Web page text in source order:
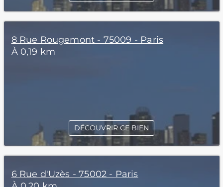
8 Rue Rougemont - 75009 - Paris
À 0,19 km
DÉCOUVRIR CE BIEN
6 Rue d'Uzès - 75002 - Paris